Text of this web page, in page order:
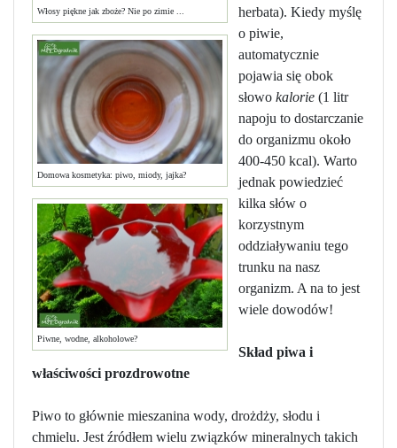
Włosy piękne jak zboże? Nie po zimie ...
Domowa kosmetyka: piwo, miody, jajka?
Piwne, wodne, alkoholowe?
herbata). Kiedy myślę
o piwie,
automatycznie
pojawia się obok
słowo kalorie (1 litr
napoju to dostarczanie
do organizmu około
400-450 kcal). Warto
jednak powiedzieć
kilka słów o
korzystnym
oddziaływaniu tego
trunku na nasz
organizm. A na to jest
wiele dowodów!
Skład piwa i
właściwości prozdrowotne
Piwo to głównie mieszanina wody, drożdży, słodu i
chmielu. Jest źródłem wielu związków mineralnych takich